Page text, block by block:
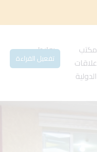
مكتب
علاقات
الدولية
روابط
مهمة
تفعيل القراءة